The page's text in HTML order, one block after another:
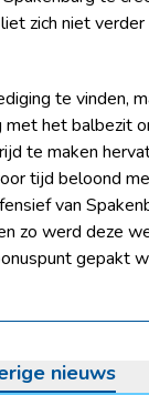
zich niet
te vinden,
het balbezit
te maken
tijd beloond
van
zo werd deze
gepakt
nieuws